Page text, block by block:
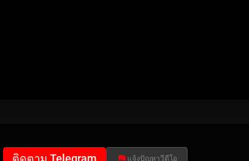
ติดตาม Telegram แจ้งปัญหาวีดีโอ